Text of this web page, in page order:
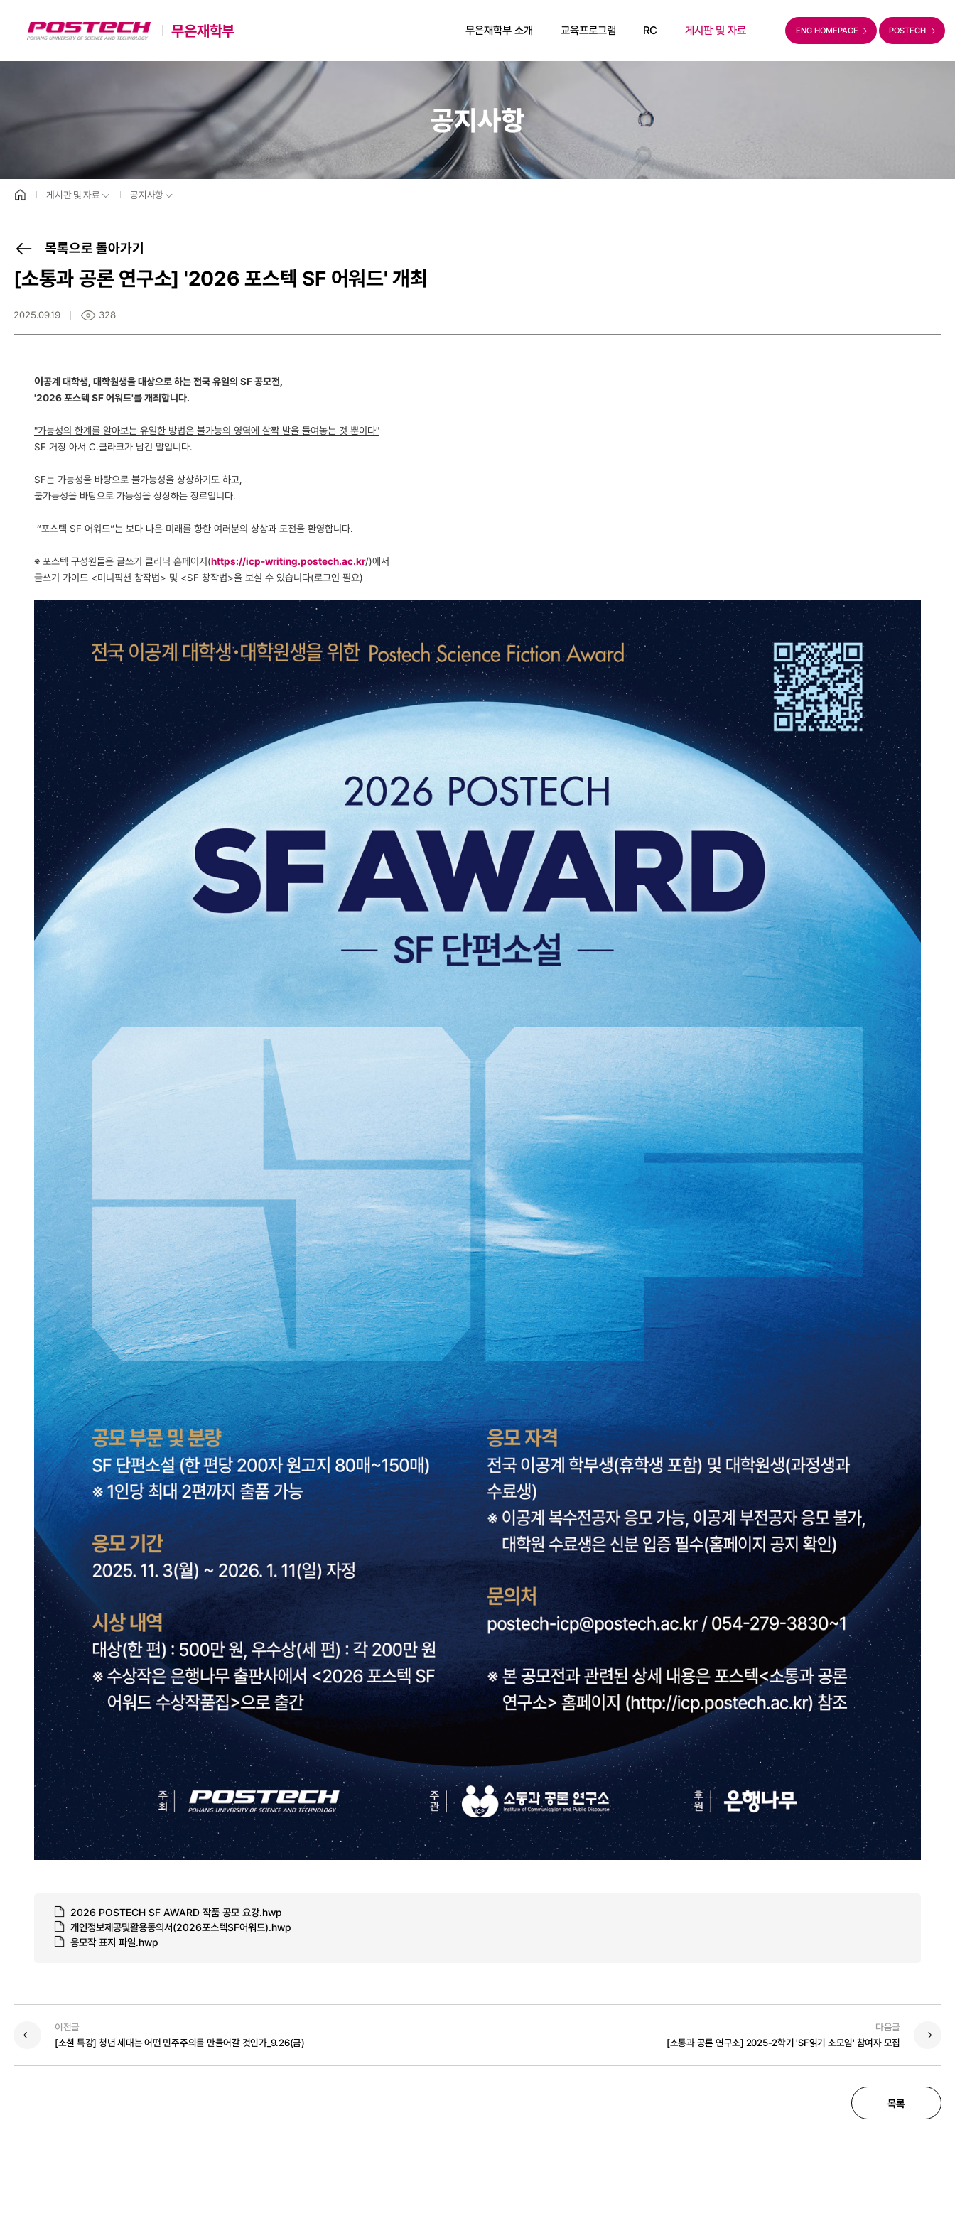
무은재학부 무은재학부 소개 교육프로그램 RC 게시판 및 자료 ENG HOMEPAGE POSTECH
공지사항
게시판 및 자료 공지사항
목록으로 돌아가기
[소통과 공론 연구소] '2026 포스텍 SF 어워드' 개최
2025.09.19 328
이 공계 대학생, 대학원생을 대상으로 하는 전국 유일의 SF 공모전,
'2026 포스텍 SF 어워드'를 개최합니다.
"가능성의 한계를 알아보는 유일한 방법은 불가능의 영역에 살짝 발을 들여놓는 것 뿐이다"
SF 거장 아서 C.클라크가 남긴 말입니다.
SF는 가능성을 바탕으로 불가능성을 상상하기도 하고,
불가능성을 바탕으로 가능성을 상상하는 장르입니다.
“포스텍 SF 어워드”는 보다 나은 미래를 향한 여러분의 상상과 도전을 환영합니다.
※ 포스텍 구성원들은 글쓰기 클리닉 홈페이지(https://icp-writing.postech.ac.kr/)에서
글쓰기 가이드 <미니픽션 창작법> 및 <SF 창작법>을 보실 수 있습니다(로그인 필요)
2026 POSTECH SF AWARD 작품 공모 요강.hwp
개인정보제공및활용동의서(2026포스텍SF어워드).hwp
응모작 표지 파일.hwp
이전글
[소셜 특강] 청년 세대는 어떤 민주주의를 만들어갈 것인가_9.26(금)
다음글
[소통과 공론 연구소] 2025-2학기 'SF읽기 소모임' 참여자 모집
목록